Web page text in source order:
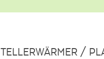
TELLERWÄRMER /